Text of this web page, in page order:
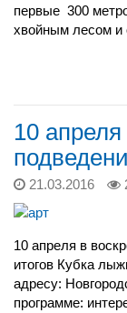
первые 300
хвойным лесом и
10
21.03.2016
10 апреля в
итогов Кубка
адресу:
программе: